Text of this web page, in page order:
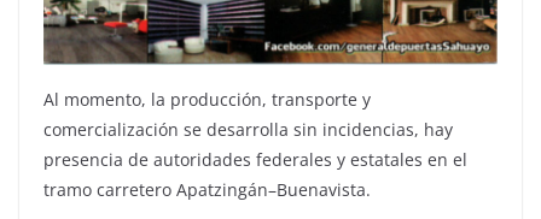
Al momento, la producción, transporte y
comercialización se desarrolla sin incidencias, hay
presencia de autoridades federales y estatales en el
tramo carretero Apatzingán–Buenavista.